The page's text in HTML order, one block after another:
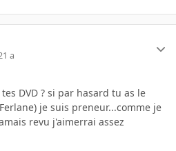
a
DVD ? si par hasard tu as le
je suis preneur...comme je
revu j'aimerrai assez